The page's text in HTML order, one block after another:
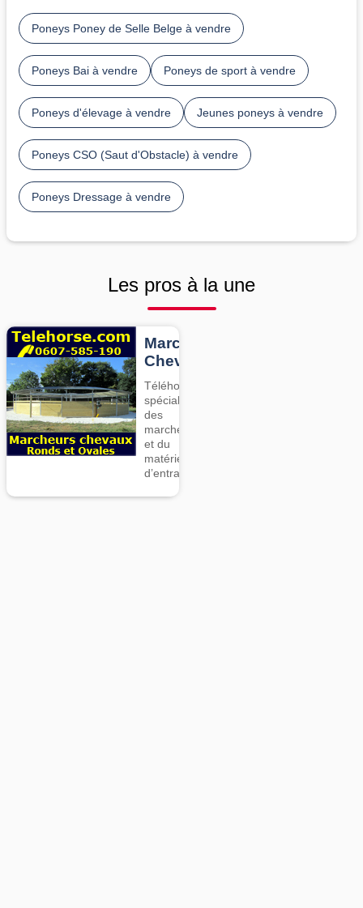
Poneys Poney de Selle Belge à vendre
Poneys Bai à vendre Poneys de sport à vendre
Poneys d'élevage à vendre Jeunes poneys à vendre
Poneys CSO (Saut d'Obstacle) à vendre
Poneys Dressage à vendre
Les pros à la une
Marcheurs
Chevaux
Téléhorse,
spécialiste
des
marcheurs
et du
matériel
d’entrainement